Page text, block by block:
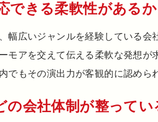
できる柔軟性があるか
幅広いジャンルを経験している
モアを交えて伝える柔軟な発想
でもその演出力が客観的に認めら
の会社体制が整ってい